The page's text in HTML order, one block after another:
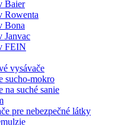
Baier
Rowenta
Bona
Janvac
FEIN
vysávače
sucho-mokro
na suché sanie
pre nebezpečné látky